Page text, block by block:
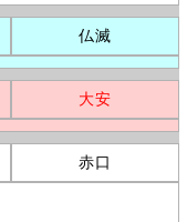
仏滅
大安
赤口